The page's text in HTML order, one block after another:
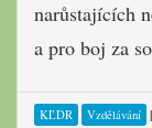
narůstajících
a pro boj za
KĽDR Vzdělávání |